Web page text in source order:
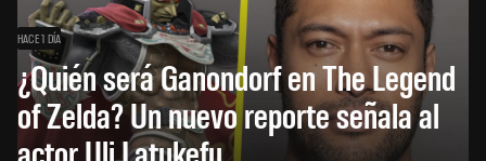
HACE 1 DÍA
¿Quién será Ganondorf en The Legend
of Zelda? Un nuevo reporte señala al
actor Uli Latukefu